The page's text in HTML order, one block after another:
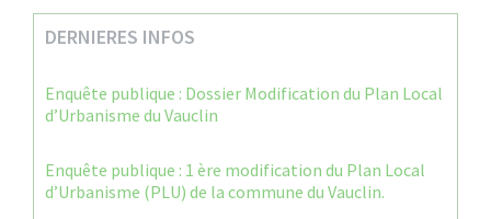
DERNIERES INFOS
Enquête publique : Dossier Modification du Plan Local
d’Urbanisme du Vauclin
Enquête publique : 1 ère modification du Plan Local
d’Urbanisme (PLU) de la commune du Vauclin.